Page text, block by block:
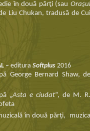
în două părţi (sau
Liu Chukan, tradusă de Cui
– editura Softplus 2016
George Bernard Shaw,
„Asta e ciudat”, de M. R.
în două părţi,